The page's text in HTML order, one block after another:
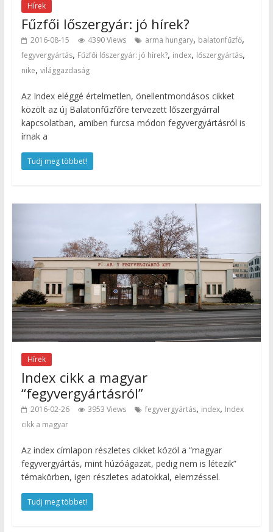
Hírek
Fűzfői lőszergyár: jó hírek?
2016-08-15 4390 Views arma hungary, balatonfűzfő,
fegyvergyártás, Fűzfői lőszergyár: jó hírek?, index, lőszergyártás,
nike, világgazdaság
Az Index eléggé értelmetlen, önellentmondásos cikket
közölt az új Balatonfűzfőre tervezett lőszergyárral
kapcsolatban, amiben furcsa módon fegyvergyártásról is
írnak a
Tudj meg többet!
Hírek
Index cikk a magyar
“fegyvergyártásról”
2016-02-26 3953 Views fegyvergyártás, index, Index
cikk a magyar
Az index címlapon részletes cikket közöl a “magyar
fegyvergyártás, mint húzóágazat, pedig nem is létezik”
témakörben, igen részletes adatokkal, elemzéssel.
Tudj meg többet!